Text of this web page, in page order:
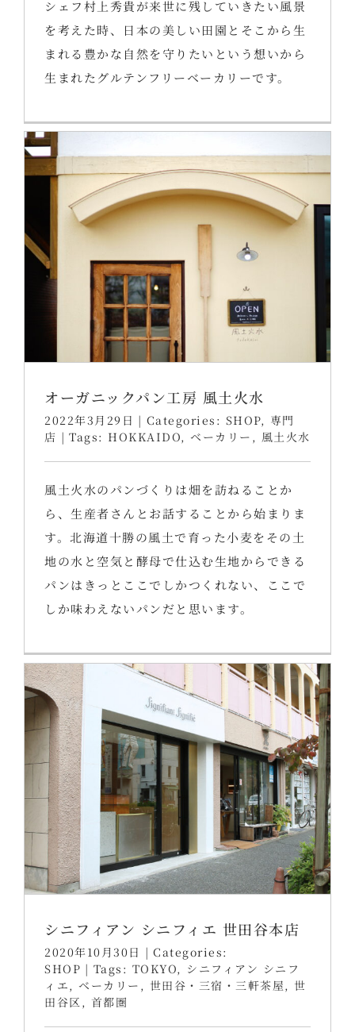
シェフ村上秀貴が来世に残していきたい風景
を考えた時、日本の美しい田園とそこから生
まれる豊かな自然を守りたいという想いから
生まれたグルテンフリーベーカリーです。
オーガニックパン工房 風土火水
2022年3月29日 | Categories: SHOP, 専門
店 | Tags: HOKKAIDO, ベーカリー , 風土火水
風土火水のパンづくりは畑を訪ねることか
ら、生産者さんとお話することから始まりま
す。北海道十勝の風土で育った小麦をその土
地の水と空気と酵母で仕込む生地からできる
パンはきっとここでしかつくれない、ここで
しか味わえないパンだと思います。
シニフィアン シニフィエ 世田谷本店
2020年10月30日 | Categories:
SHOP | Tags: TOKYO, シニフィアン シニフ
ィエ , ベーカリー , 世田谷・三宿・三軒茶屋 , 世
田谷区 , 首都圏